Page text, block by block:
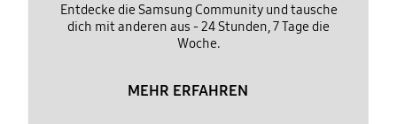
Entdecke die Samsung Community und tausche
dich mit anderen aus - 24 Stunden, 7 Tage die
Woche.
MEHR ERFAHREN